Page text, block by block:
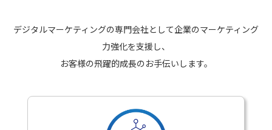
デジタルマーケティングの専門会社として企業のマーケティング
力強化を支援し、
お客様の飛躍的成長のお手伝いします。